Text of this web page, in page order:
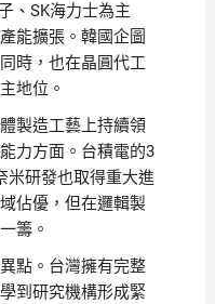
、SK海力士為主
能擴張。韓國企圖
時，也在晶圓代工
地位。
製造工藝上持續領
力方面。台積電的3
米研發也取得重大進
佔優，但在邏輯製
籌。
點。台灣擁有完整
到研究機構形成緊